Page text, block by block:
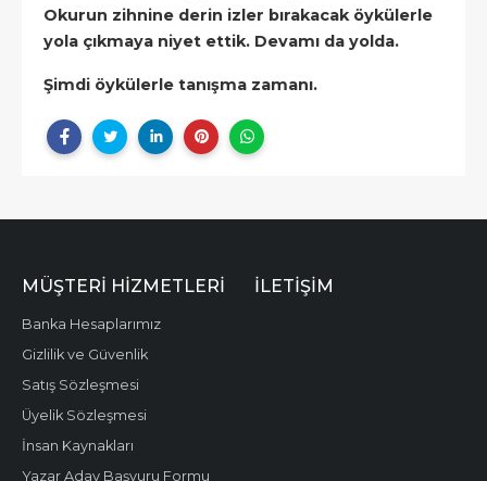
Okurun zihnine derin izler bırakacak öykülerle
yola çıkmaya niyet ettik. Devamı da yolda.
Şimdi öykülerle tanışma zamanı.
MÜŞTERI HIZMETLERI
Banka Hesaplarımız
Gizlilik ve Güvenlik
Satış Sözleşmesi
Üyelik Sözleşmesi
İnsan Kaynakları
Yazar Aday Başvuru Formu
İLETIŞIM